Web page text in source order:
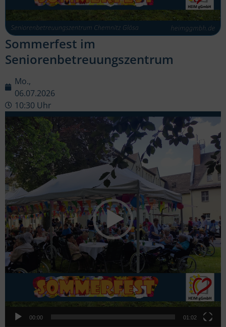
Sommerfest im
Seniorenbetreuungszentrum
Mo.,
06.07.2026
10:30 Uhr
Video-
Player
00:00 01:02